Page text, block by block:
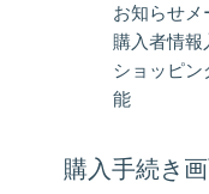
お知らせメ
購入者情報
ショッピ
能
購入手続き